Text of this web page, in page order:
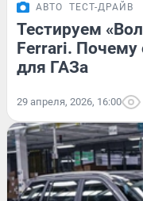
АВТО ТЕСТ-ДРАЙВ
Тестируем
Ferrari. Почему
для ГАЗа
29 апреля, 2026, 16:00